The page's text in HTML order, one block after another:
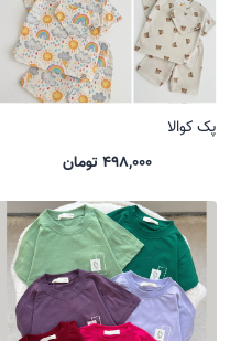
پک کوالا
498,000 تومان